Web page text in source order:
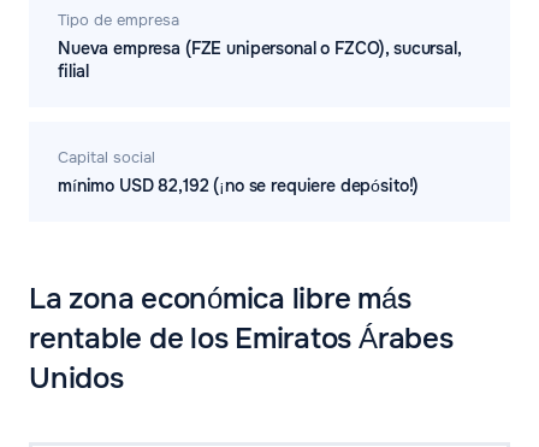
Tipo de empresa
Nueva empresa (FZE unipersonal o FZCO), sucursal,
filial
Capital social
mínimo USD 82,192 (¡no se requiere depósito!)
La zona económica libre más
rentable de los Emiratos Árabes
Unidos